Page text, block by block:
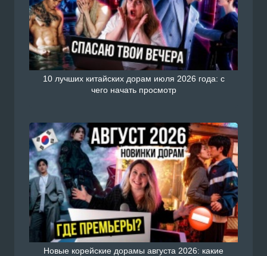
10 лучших китайских дорам июля 2026 года: с
чего начать просмотр
Новые корейские дорамы августа 2026: какие